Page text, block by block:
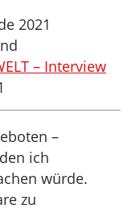
2021
– Interview
–
ich
würde.
zu